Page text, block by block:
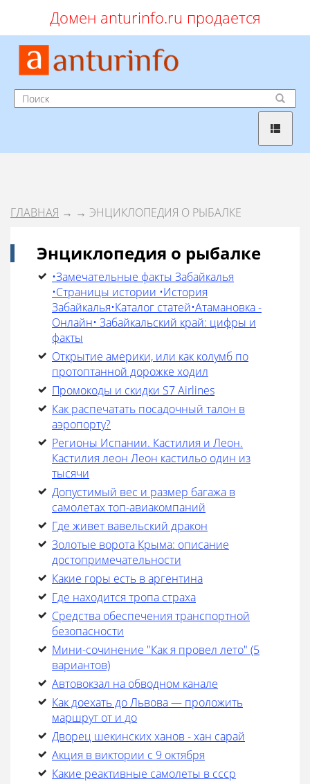
Домен anturinfo.ru продается
ГЛАВНАЯ → → ЭНЦИКЛОПЕДИЯ О РЫБАЛКЕ
Энциклопедия о рыбалке
•Замечательные факты Забайкалья
•Страницы истории •История
Забайкалья•Каталог статей•Атамановка -
Онлайн• Забайкальский край: цифры и
факты
Открытие америки, или как колумб по
протоптанной дорожке ходил
Промокоды и скидки S7 Airlines
Как распечатать посадочный талон в
аэропорту?
Регионы Испании. Кастилия и Леон.
Кастилия леон Леон кастильо один из
тысячи
Допустимый вес и размер багажа в
самолетах топ-авиакомпаний
Где живет вавельский дракон
Золотые ворота Крыма: описание
достопримечательности
Какие горы есть в аргентина
Где находится тропа страха
Средства обеспечения транспортной
безопасности
Мини-сочинение "Как я провел лето" (5
вариантов)
Автовокзал на обводном канале
Как доехать до Львова — проложить
маршрут от и до
Дворец шекинских ханов - хан сарай
Акция в виктории с 9 октября
Какие реактивные самолеты в ссср